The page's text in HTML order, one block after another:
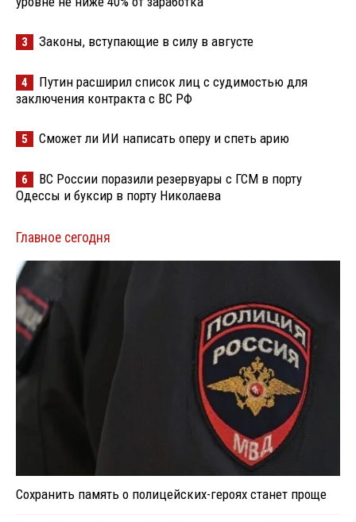
3 Законы, вступающие в силу в августе
4
Путин расширил список лиц с судимостью для
заключения контракта с ВС РФ
5 Сможет ли ИИ написать оперу и спеть арию
6
ВС России поразили резервуары с ГСМ в порту
Одессы и буксир в порту Николаева
Главное сегодня
Сохранить память о полицейских-героях станет проще